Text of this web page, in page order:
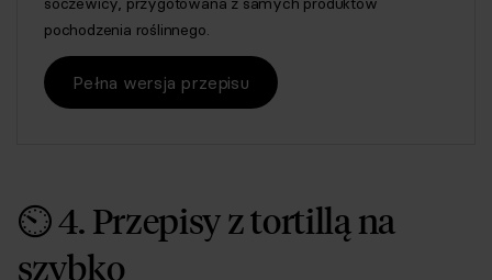
pochodzenia roślinnego.
Pełna wersja przepisu
⏲ 4. Przepisy z tortillą na
szybko